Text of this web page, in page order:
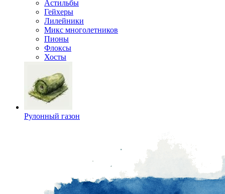
Астильбы
Гейхеры
Лилейники
Микс многолетников
Пионы
Флоксы
Хосты
Рулонный газон